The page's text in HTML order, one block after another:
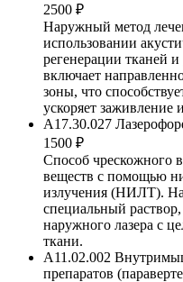
2500 ₽
Наружный метод
использовании
регенерации тканей
включает
зоны, что
ускоряет заживление
A17.30.027
1500 ₽
Способ чрескожного
веществ с помощью
излучения (НИЛТ). На
специальный
наружного лазера с
ткани.
A11.02.002
препаратов